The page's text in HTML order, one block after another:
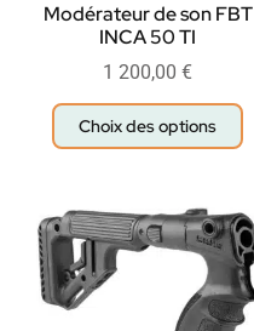
Modérateur de son FBT
INCA 50 TI
1 200,00 €
Choix des options